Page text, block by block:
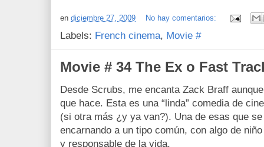
en diciembre 27, 2009 No hay comentarios:
Labels: French cinema, Movie #
Movie # 34 The Ex o Fast
Desde Scrubs, me encanta Zack Braff
que hace. Esta es una “linda” comedia de
(si otra más ¿y ya van?). Una de esas que
encarnando a un tipo común, con algo de
y responsable de la vida.